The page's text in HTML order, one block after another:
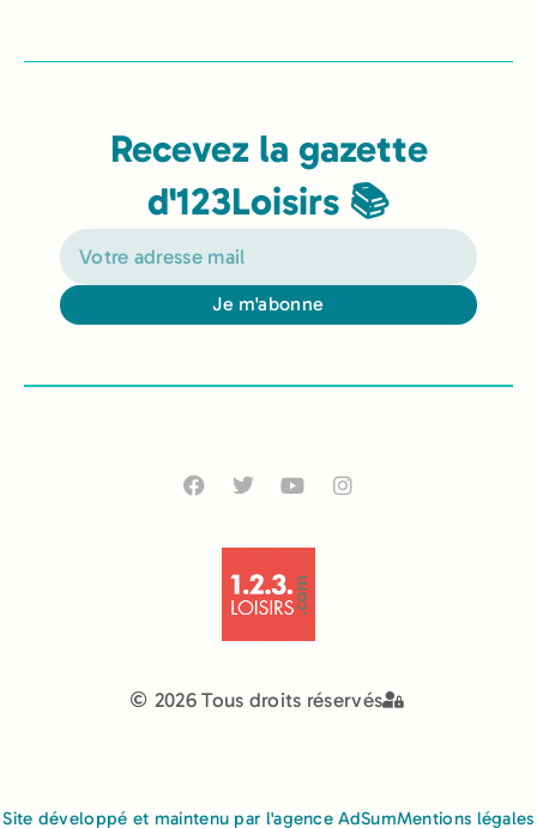
Recevez la gazette
d'123Loisirs 📚
Je m'abonne
2026 Tous droits réservés
Site développé et maintenu par l'agence AdSumMentions légales